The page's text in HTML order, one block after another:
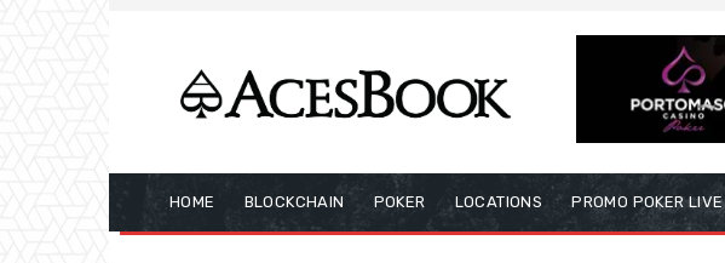
HOME BLOCKCHAIN POKER LOCATIONS PROMO POKER LIVE